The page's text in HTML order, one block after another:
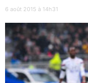
6 août 2015 à 14h31